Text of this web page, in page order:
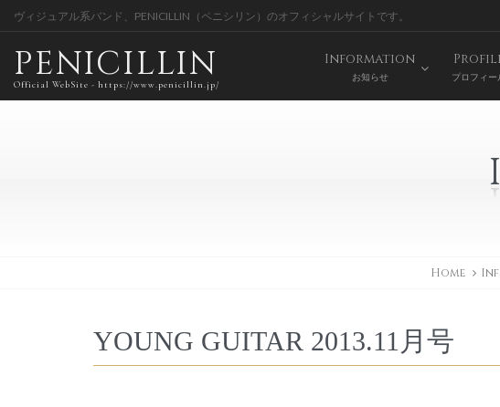
ヴィジュアル系バンド、PENICILLIN（ペニシリン）のオフィシャルサイトです。
PENICILLIN
Official WebSite - https://www.penicillin.jp/
Information
お知らせ プロフィー
Home
YOUNG GUITAR 2013.11月号